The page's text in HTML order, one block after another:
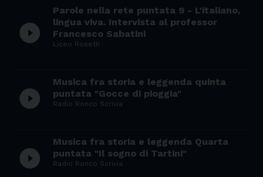
play_circle_filled
Parole nella rete puntata 9 - L'italiano,
lingua viva. Intervista al professor
Francesco Sabatini
Liceo Rosetti
play_circle_filled
Musica fra storia e leggenda quinta
puntata "Gocce di pioggia"
Radio Ronco Scrivia
play_circle_filled
Musica fra storia e leggenda Quarta
puntata "Il sogno di Tartini"
Radio Ronco Scrivia